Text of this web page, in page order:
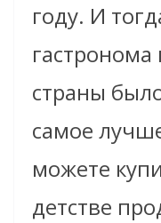
году. И
гастронома
страны
самое
можете
детстве